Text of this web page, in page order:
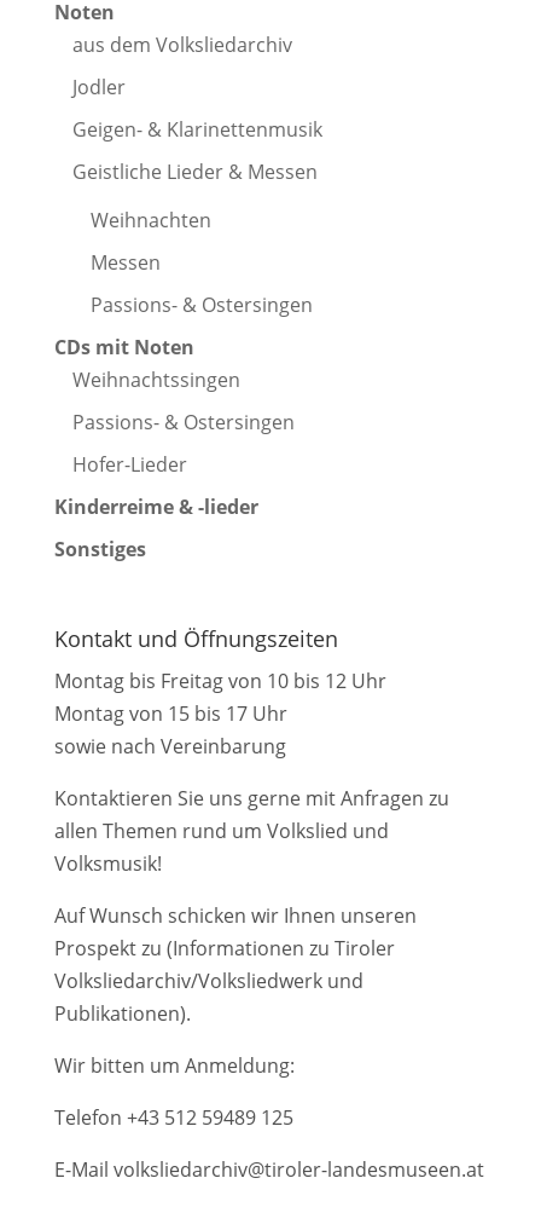
Noten
aus dem Volksliedarchiv
Jodler
Geigen- & Klarinettenmusik
Geistliche Lieder & Messen
Weihnachten
Messen
Passions- & Ostersingen
CDs mit Noten
Weihnachtssingen
Passions- & Ostersingen
Hofer-Lieder
Kinderreime & -lieder
Sonstiges
Kontakt und Öffnungszeiten
Montag bis Freitag von 10 bis 12 Uhr
Montag von 15 bis 17 Uhr
sowie nach Vereinbarung
Kontaktieren Sie uns gerne mit Anfragen zu
allen Themen rund um Volkslied und
Volksmusik!
Auf Wunsch schicken wir Ihnen unseren
Prospekt zu (Informationen zu Tiroler
Volksliedarchiv/Volksliedwerk und
Publikationen).
Wir bitten um Anmeldung:
Telefon +43 512 59489 125
E-Mail volksliedarchiv@tiroler-landesmuseen.at